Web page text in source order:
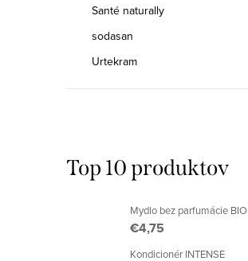
Santé naturally
sodasan
Urtekram
Top 10 produktov
Mydlo bez parfumácie BIO
€4,75
Kondicionér INTENSE